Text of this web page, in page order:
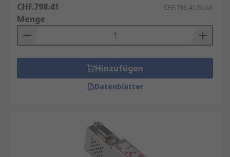
CHF.798.41 CHF.798.41/Stück
Menge
Hinzufügen
Datenblätter